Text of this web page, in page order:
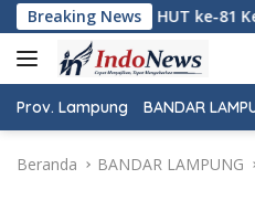
Langsung
ke
konten
Breaking News
RI Jaga
Prov. Lampung BANDAR
Beranda BANDAR LAMPUNG